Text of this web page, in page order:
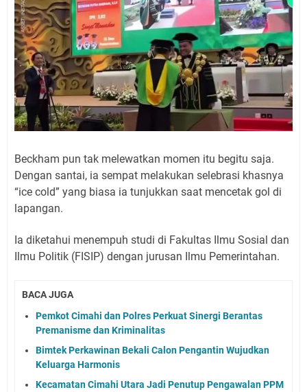
Beckham pun tak melewatkan momen itu begitu saja.
Dengan santai, ia sempat melakukan selebrasi khasnya
“ice cold” yang biasa ia tunjukkan saat mencetak gol di
lapangan.
Ia diketahui menempuh studi di Fakultas Ilmu Sosial dan
Ilmu Politik (FISIP) dengan jurusan Ilmu Pemerintahan.
BACA JUGA
Pemkot Cimahi dan Polres Perkuat Sinergi Berantas
Premanisme dan Kriminalitas
Bimtek Perkawinan Bekali Calon Pengantin Wujudkan
Keluarga Harmonis
Kecamatan Cimahi Utara Jadi Penutup Pengawalan PPM